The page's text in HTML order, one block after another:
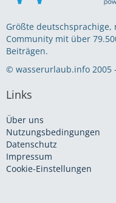
Größte
Community mit über
Beiträgen.
© wasserurlaub.info 2005
Links
Über uns
Nutzungsbedingungen
Datenschutz
Impressum
Cookie-Einstellungen